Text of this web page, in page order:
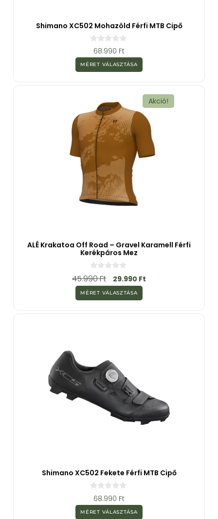
Shimano XC502 Mohazöld Férfi MTB Cipő
z
5
b
68.990 Ft
MÉRET VÁLASZTÁSA
Akció!
ALÉ Krakatoa Off Road – Gravel Karamell Férfi
Kerékpáros Mez
0
a
5
-
b
ő
45.990Ft 29.990 Ft
MÉRET VÁLASZTÁSA
Shimano XC502 Fekete Férfi MTB Cipő
z
5
68.990 Ft
MÉRET VÁLASZTÁSA